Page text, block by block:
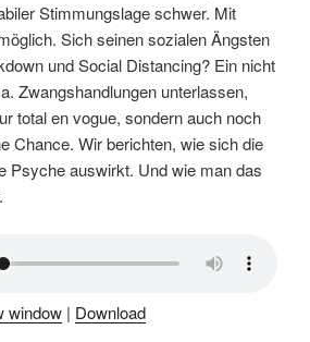
Stimmungslage schwer. Mit
Sich seinen sozialen Ängsten
und Social Distancing? Ein nicht
Zwangshandlungen unterlassen,
total en vogue, sondern auch noch
Chance. Wir berichten, wie sich die
Psyche auswirkt. Und wie man das
window | Download